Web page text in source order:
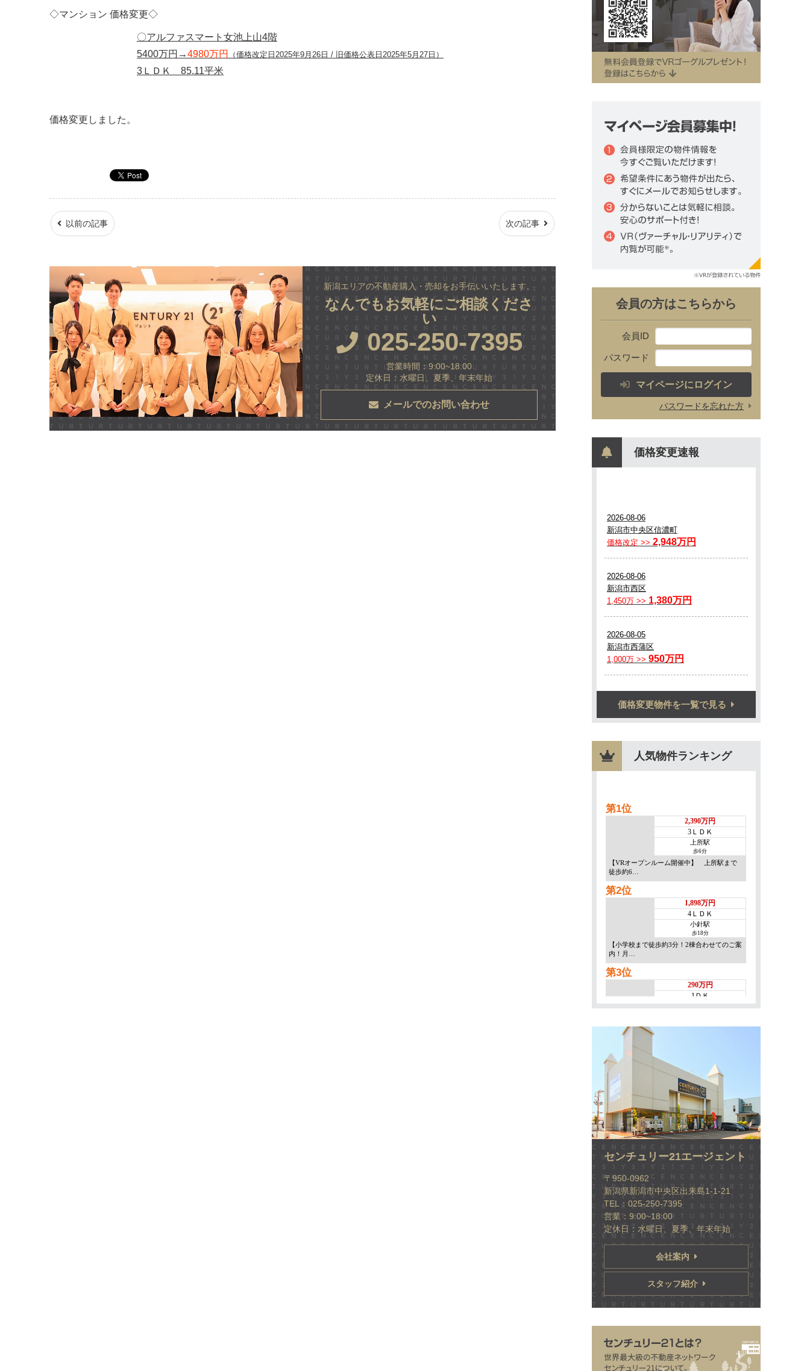
◇マンション 価格変更◇
〇アルファスマート女池上山4階
5400万円→4980万円 （価格改定日2025年9月26日 / 旧価格公表日2025年5月27日）
3ＬＤＫ 85.11平米
価格変更しました。
以前の記事 次の記事
新潟エリアの不動産購入・売却をお手伝いいたします。
なんでもお気軽にご相談くださ
い
025-250-7395
営業時間：9:00~18:00
定休日：水曜日、夏季、年末年始
メールでのお問い合わせ
会員の方はこちらから
会員ID
パスワード
マイページにログイン
パスワードを忘れた方
価格変更速報
価格変更物件を一覧で見る
人気物件ランキング
センチュリー21エージェント
〒950-0962
新潟県新潟市中央区出来島1-1-21
TEL：025-250-7395
営業：9:00~18:00
定休日：水曜日、夏季、年末年始
会社案内
スタッフ紹介